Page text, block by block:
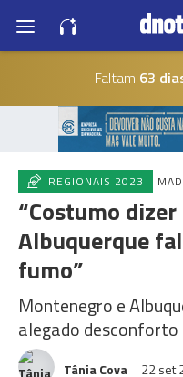
Faltam 63
REGIONAIS 2023
“Costumo
Albuquerque
fumo”
Montenegro e
alegado
Tânia Cova 22 set